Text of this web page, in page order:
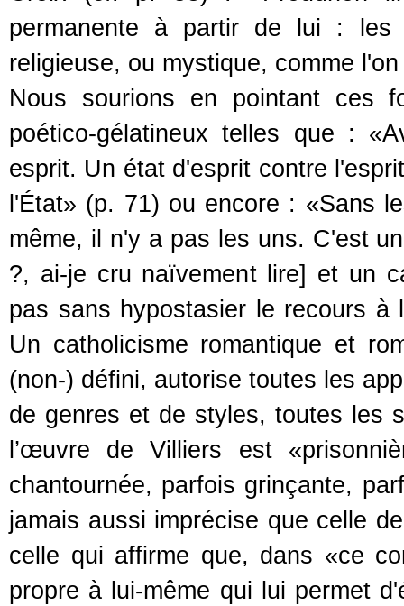
permanente à partir de lui : les
religieuse, ou mystique, comme
Nous sourions en pointant ces
poético-gélatineux telles que :
esprit. Un état d'esprit contre
l'État» (p. 71) ou encore : «Sans
même, il n'y a pas les uns. C'est
?, ai-je cru naïvement lire] et un
pas sans hypostasier le recours
Un catholicisme romantique et
(non-) défini, autorise toutes les
de genres et de styles, toutes les
l’œuvre de Villiers est
chantournée, parfois grinçante,
jamais aussi imprécise que celle
celle qui affirme que, dans «ce
propre à lui-même qui lui permet